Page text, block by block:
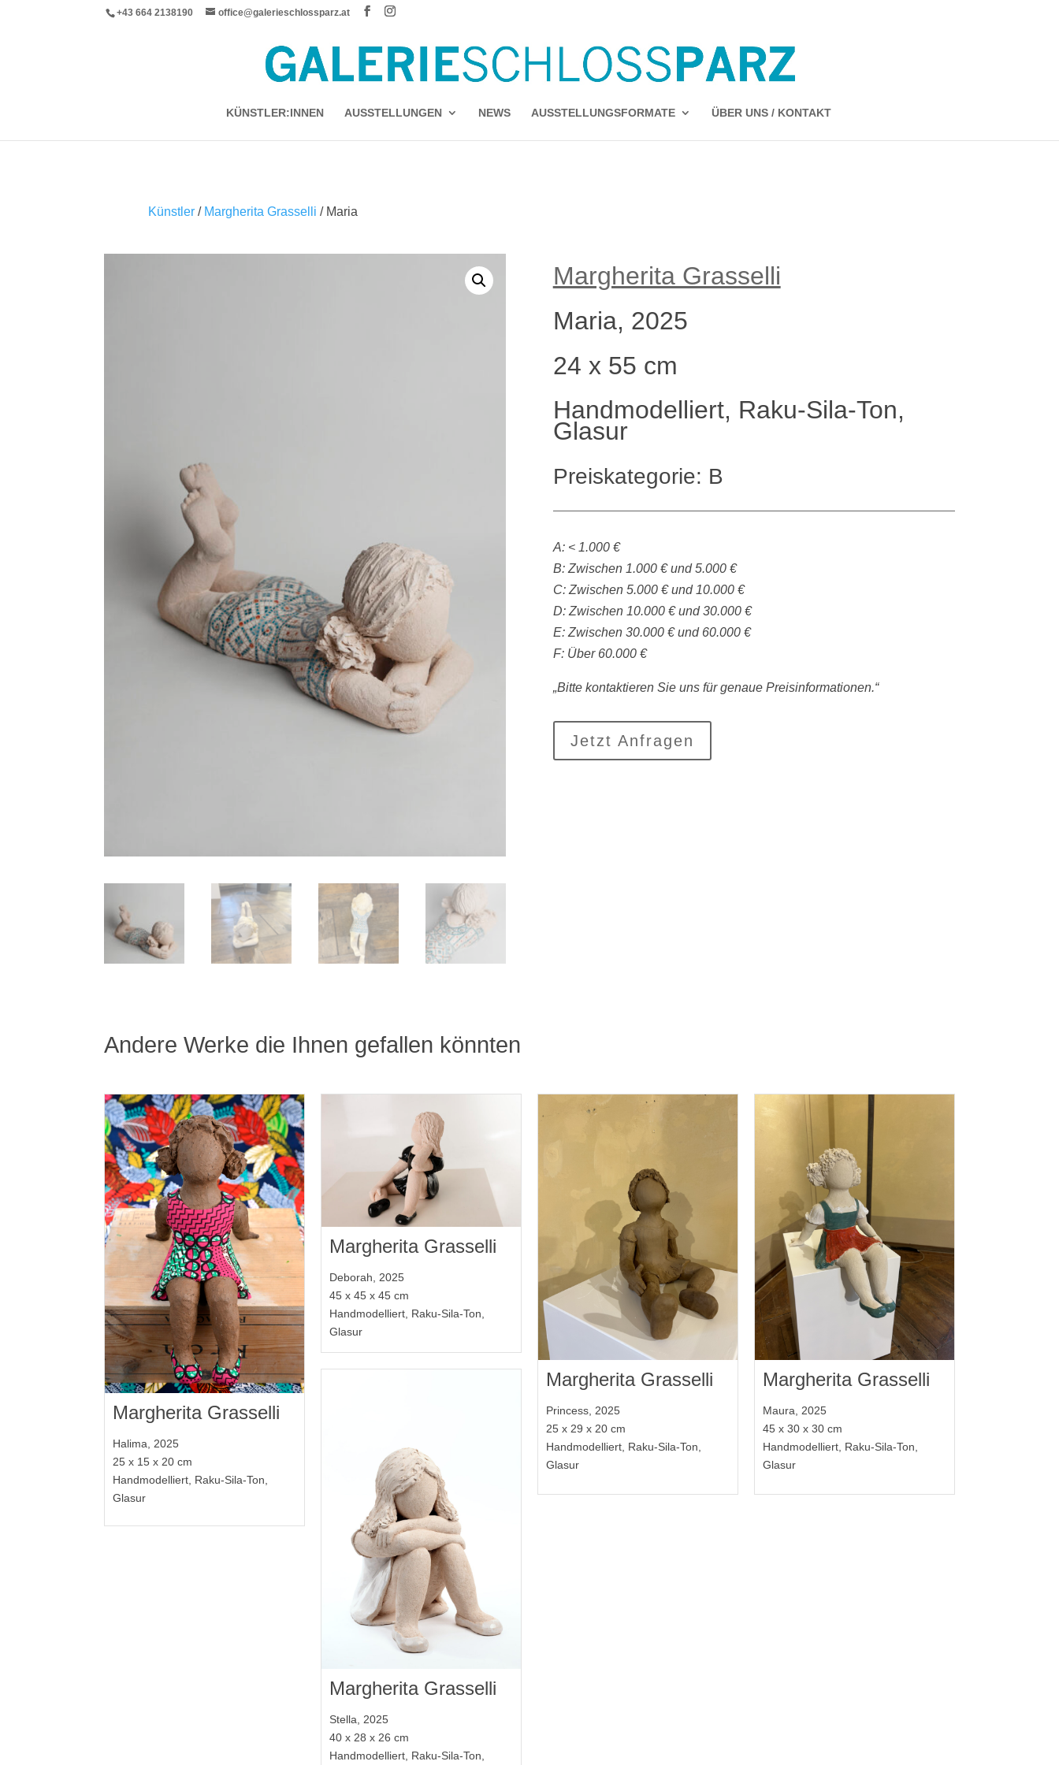
+43 664 2138190 office@galerieschlossparz.at
KÜNSTLER:INNEN AUSSTELLUNGEN NEWS AUSSTELLUNGSFORMATE ÜBER UNS / KONTAKT
Künstler / Margherita Grasselli / Maria
Margherita Grasselli
Maria, 2025
24 x 55 cm
Handmodelliert, Raku-Sila-Ton,
Glasur
Preiskategorie: B
A: < 1.000 €
B: Zwischen 1.000 € und 5.000 €
C: Zwischen 5.000 € und 10.000 €
D: Zwischen 10.000 € und 30.000 €
E: Zwischen 30.000 € und 60.000 €
F: Über 60.000 €
„Bitte kontaktieren Sie uns für genaue Preisinformationen.“
Jetzt Anfragen
Andere Werke die Ihnen gefallen könnten
Margherita Grasselli
Halima, 2025
25 x 15 x 20 cm
Handmodelliert, Raku-Sila-Ton,
Glasur
Margherita Grasselli
Deborah, 2025
45 x 45 x 45 cm
Handmodelliert, Raku-Sila-Ton,
Glasur
Margherita Grasselli
Princess, 2025
25 x 29 x 20 cm
Handmodelliert, Raku-Sila-Ton,
Glasur
Margherita Grasselli
Maura, 2025
45 x 30 x 30 cm
Handmodelliert, Raku-Sila-Ton,
Glasur
Margherita Grasselli
Stella, 2025
40 x 28 x 26 cm
Handmodelliert, Raku-Sila-Ton,